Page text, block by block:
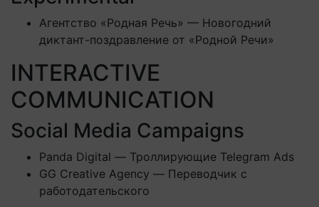
Агентство «Родная Речь» — Новогодний
диктант-поздравление от «Родной Речи»
INTERACTIVE
COMMUNICATION
Social Media Campaigns
Panda Digital — Троллирующие Telegram Ads
GG Creative Agency — Переводчик с
работодательского